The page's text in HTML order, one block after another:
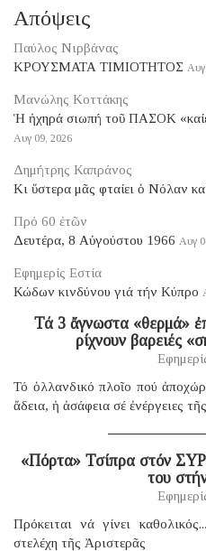
Απόψεις
Παύλος Νιρβάνας
ΚΡΟΥΣΜΑΤΑ ΤΙΜΙΟΤΗΤΟΣ
Μανώλης Κοττάκης
Ἡ ἠχηρά σιωπή τοῦ ΠΑΣΟΚ
Αυγ 09, 2026
Δημήτρης Καπράνος
Κι ὕστερα μᾶς φταίει ὁ Νόλαν
Πρό 60 ἐτῶν
Δευτέρα, 8 Αὐγούστου 1966 Αυγ
Εφημερίς Εστία
Κώδων κινδύνου γιά τήν Κύπρο
Τά 3 ἄγνωστα «θερμά»
ρίχνουν βαρειές
Τό ὁλλανδικό πλοῖο πού
ἄδεια, ἡ ἀσάφεια σέ ἐνέργειες
«Πόρτα» Τσίπρα στόν
του
Πρόκειται νά γίνει
στελέχη τῆς Ἀριστερᾶς